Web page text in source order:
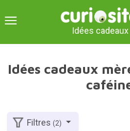
Idées cadeaux
Idées cadeaux
Filtres(2)